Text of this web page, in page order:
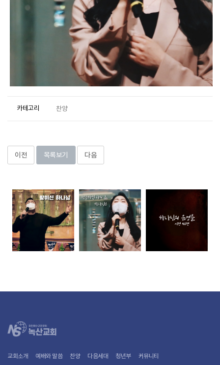
카테고리 찬양
이전 목록보기 다음
교회소개 예배와 말씀 찬양 다음세대 청년부 커뮤니티